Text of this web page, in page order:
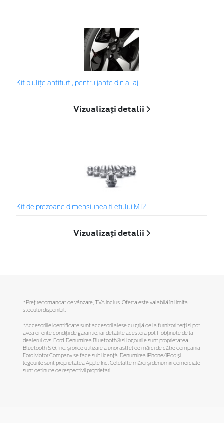
Kit piuliţe antifurt , pentru jante din aliaj
Vizualizați detalii
Kit de prezoane dimensiunea filetului M12
Vizualizați detalii
*Preţ recomandat de vânzare, TVA inclus. Oferta este valabilă în limita
stocului disponibil.
*Accesoriile identificate sunt accesorii alese cu grijă de la furnizori terți și pot
avea diferite condiții de garanție, iar detaliile acestora pot fi obținute de la
dealerul dvs. Ford. Denumirea Bluetooth® și logourile sunt proprietatea
Bluetooth SIG, Inc. și orice utilizare a unor astfel de mărci de către compania
Ford Motor Company se face sub licență. Denumirea iPhone/iPod și
logourile sunt proprietatea Apple Inc. Celelalte mărci și denumiri comerciale
sunt deținute de respectivii proprietari.